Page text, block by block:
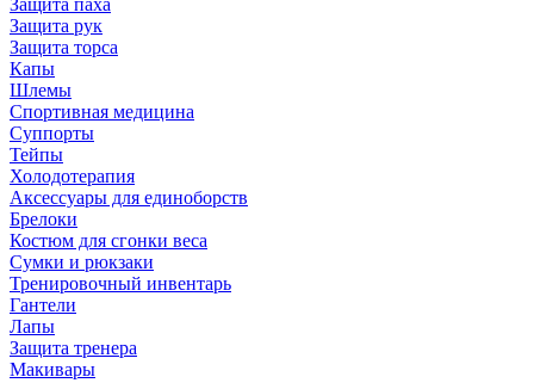
Защита паха
Защита рук
Защита торса
Капы
Шлемы
Спортивная медицина
Суппорты
Тейпы
Холодотерапия
Аксессуары для единоборств
Брелоки
Костюм для сгонки веса
Сумки и рюкзаки
Тренировочный инвентарь
Гантели
Лапы
Защита тренера
Макивары